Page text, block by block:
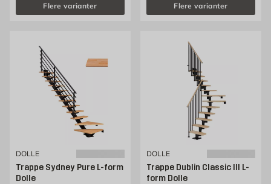
Flere varianter Flere varianter
DOLLE
Trappe Sydney Pure L-form
Dolle
DOLLE
Trappe Dublin Classic III L-
form Dolle